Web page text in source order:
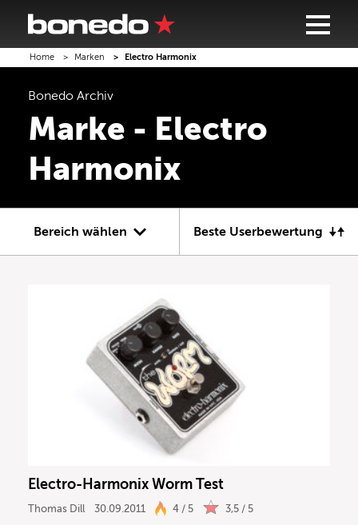
Home Marken Electro Harmonix
Bonedo Archiv
Marke - Electro
Harmonix
Bereich wählen
Keyboard
Beste Userbewertung
Electro-Harmonix Worm Test
Thomas Dill 30.09.2011 4 / 5 3,5 / 5